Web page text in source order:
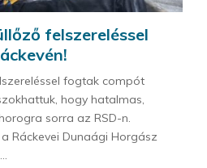
felszereléssel
fogtak compót
hogy hatalmas,
sorra az RSD-n.
Ráckevei Dunaági Horgász